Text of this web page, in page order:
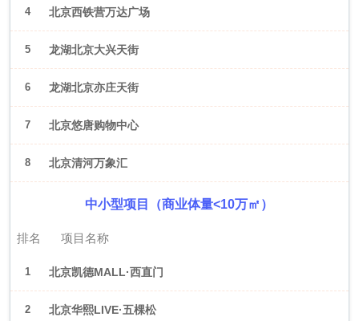
4 北京西铁营万达广场
5 龙湖北京大兴天街
6 龙湖北京亦庄天街
7 北京悠唐购物中心
8 北京清河万象汇
中小型项目（商业体量<10万㎡）
排名 项目名称
1 北京凯德MALL·西直门
2 北京华熙LIVE·五棵松